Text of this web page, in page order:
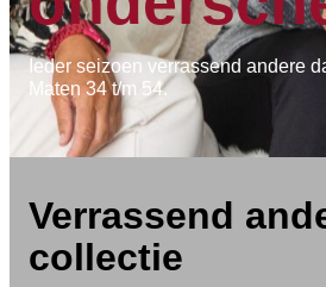
Ieder seizoen verrassend andere
Maten 34 t/m 54.
Verrassend
collectie